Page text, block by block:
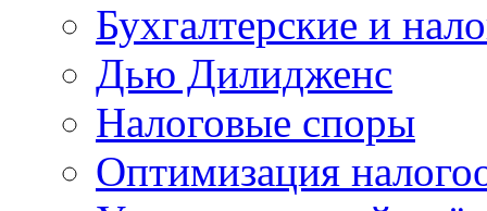
Бухгалтерские и
Дью Дилидженс
Налоговые споры
Оптимизация